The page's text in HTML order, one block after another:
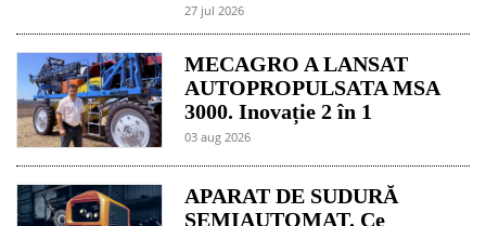
27 jul 2026
MECAGRO A LANSAT
AUTOPROPULSATA MSA
3000. Inovație 2 în 1
03 aug 2026
APARAT DE SUDURĂ
SEMIAUTOMAT. Ce